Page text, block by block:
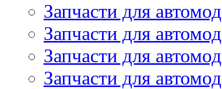
Запчасти для
Запчасти для
Запчасти для
Запчасти для